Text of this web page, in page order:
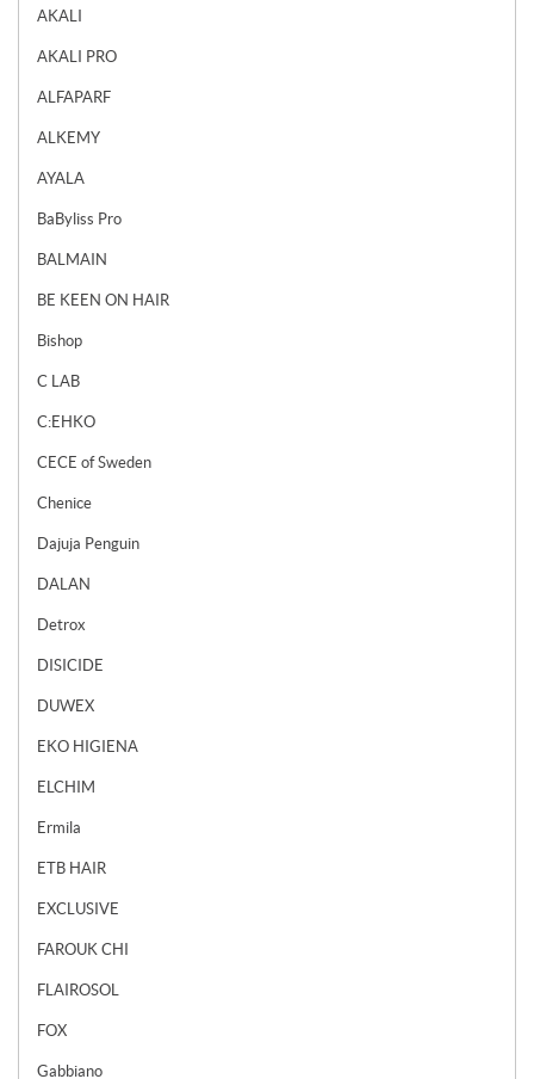
AKALI
AKALI PRO
ALFAPARF
ALKEMY
AYALA
BaByliss Pro
BALMAIN
BE KEEN ON HAIR
Bishop
C LAB
C:EHKO
CECE of Sweden
Chenice
Dajuja Penguin
DALAN
Detrox
DISICIDE
DUWEX
EKO HIGIENA
ELCHIM
Ermila
ETB HAIR
EXCLUSIVE
FAROUK CHI
FLAIROSOL
FOX
Gabbiano